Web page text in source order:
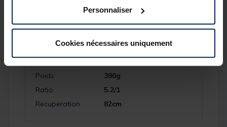
Personnaliser
Cookies nécessaires uniquement
DAIWA
Nombre
4+1
Poids
390g
Ratio
5.2/1
Recuperation
82cm